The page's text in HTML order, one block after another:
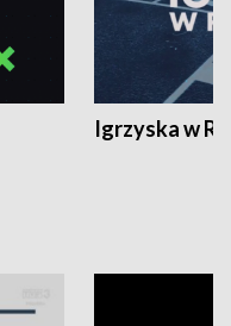
Igrzyska w